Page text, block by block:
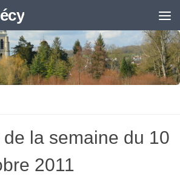
la semaine du 10
2011